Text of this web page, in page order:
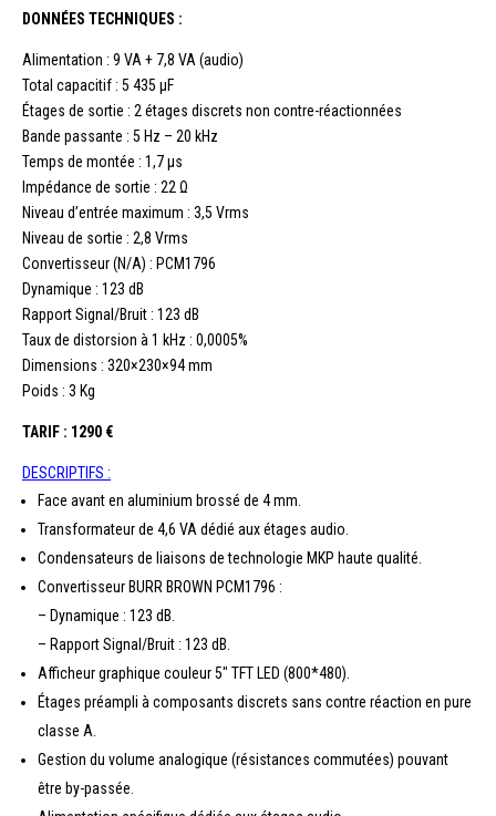
DONNÉES TECHNIQUES :
Alimentation : 9 VA + 7,8 VA (audio)
Total capacitif : 5 435 µF
Étages de sortie : 2 étages discrets non contre-réactionnées
Bande passante : 5 Hz – 20 kHz
Temps de montée : 1,7 µs
Impédance de sortie : 22 Ω
Niveau d’entrée maximum : 3,5 Vrms
Niveau de sortie : 2,8 Vrms
Convertisseur (N/A) : PCM1796
Dynamique : 123 dB
Rapport Signal/Bruit : 123 dB
Taux de distorsion à 1 kHz : 0,0005%
Dimensions : 320×230×94 mm
Poids : 3 Kg
TARIF : 1290 €
DESCRIPTIFS :
Face avant en aluminium brossé de 4 mm.
Transformateur de 4,6 VA dédié aux étages audio.
Condensateurs de liaisons de technologie MKP haute qualité.
Convertisseur BURR BROWN PCM1796 :
– Dynamique : 123 dB.
– Rapport Signal/Bruit : 123 dB.
Afficheur graphique couleur 5″ TFT LED (800*480).
Étages préampli à composants discrets sans contre réaction en pure
classe A.
Gestion du volume analogique (résistances commutées) pouvant
être by-passée.